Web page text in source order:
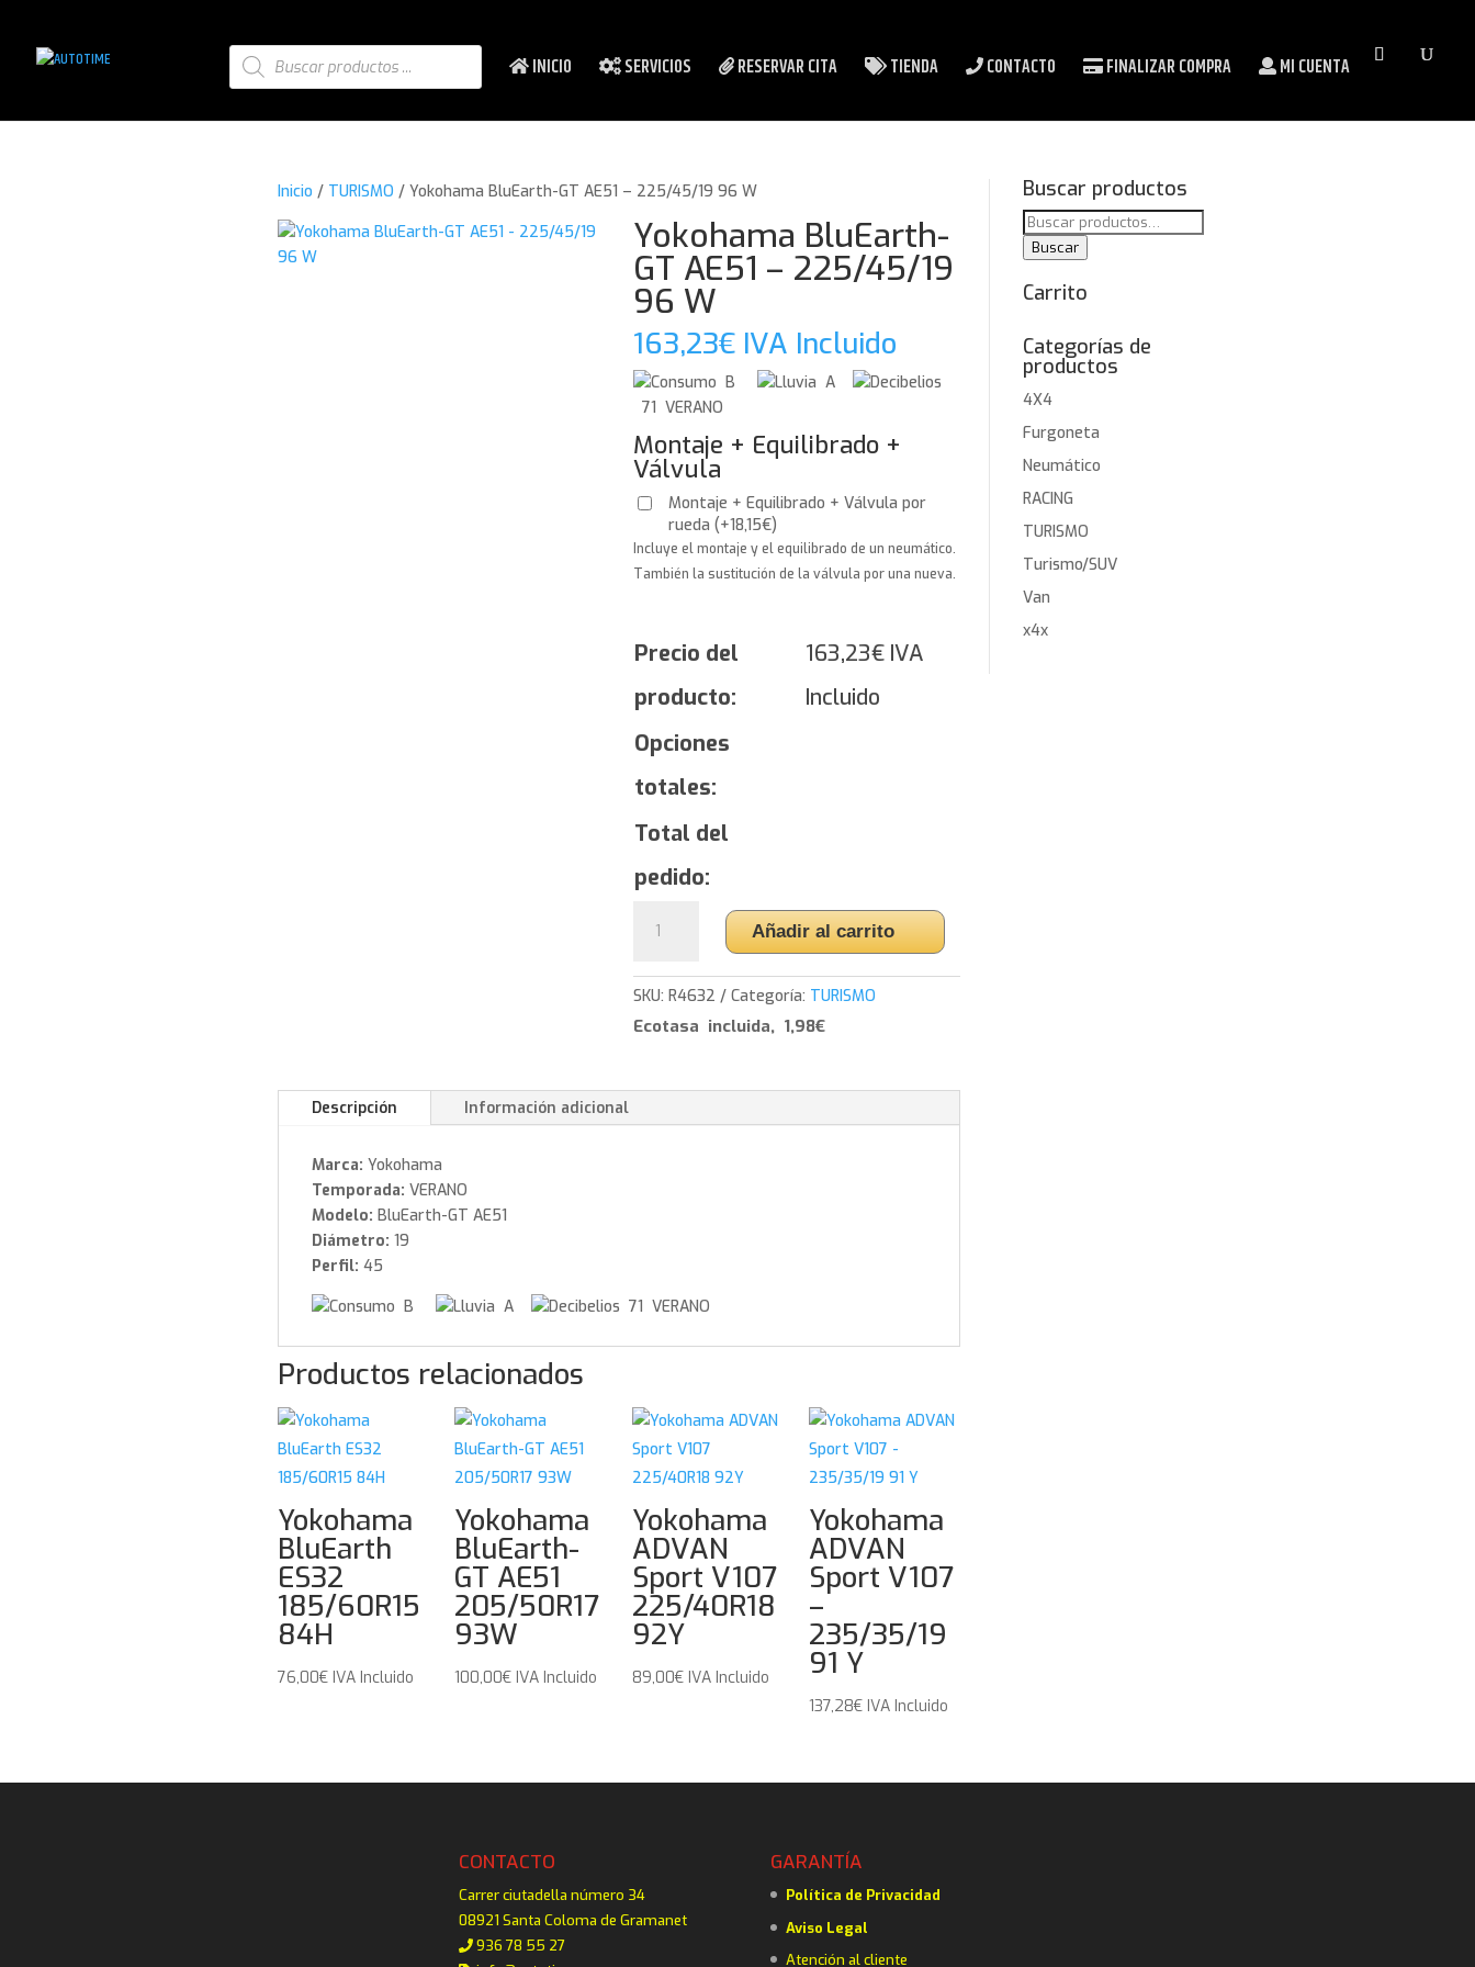
Búsqueda
de
productos
INICIO SERVICIOS RESERVAR CITA TIENDA CONTACTO FINALIZAR COMPRA MI CUENTA
Inicio / TURISMO / Yokohama BluEarth-GT AE51 – 225/45/19 96 W
Yokohama BluEarth-
GT AE51 – 225/45/19
96 W
163,23€ IVA Incluido
B
A
71 VERANO
Montaje + Equilibrado +
Válvula
Montaje + Equilibrado + Válvula por
rueda (+18,15€)
Incluye el montaje y el equilibrado de un neumático.
También la sustitución de la válvula por una nueva.
Precio del
producto:
163,23€ IVA
Incluido
Opciones
totales:
Total del
pedido:
BluEarth-
AE51
W
Añadir al carrito
SKU: R4632 Categoría: TURISMO
Ecotasa incluida, 1,98€
Descripción Información adicional
Marca: Yokohama
Temporada: VERANO
Modelo: BluEarth-GT AE51
Diámetro: 19
Perfil: 45
B
A 71 VERANO
Productos relacionados
Yokohama
BluEarth
ES32
185/60R15
84H
76,00€ IVA Incluido
Yokohama
BluEarth-
GT AE51
205/50R17
93W
100,00€ IVA Incluido
Yokohama
ADVAN
Sport V107
225/40R18
92Y
89,00€ IVA Incluido
Yokohama
ADVAN
Sport V107
–
235/35/19
91 Y
137,28€ IVA Incluido
Buscar productos
Buscar
por:
Buscar
Carrito
Categorías de
productos
4X4
Furgoneta
Neumático
RACING
TURISMO
Turismo/SUV
Van
x4x
CONTACTO
Carrer ciutadella número 34
08921 Santa Coloma de Gramanet
936 78 55 27
GARANTÍA
Política de Privacidad
Aviso Legal
Atención al cliente